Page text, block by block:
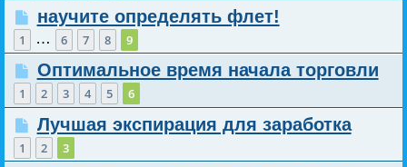
научите определять флет!
1 … 6 7 8 9
Оптимальное время начала торговли
1 2 3 4 5 6
Лучшая экспирация для заработка
1 2 3